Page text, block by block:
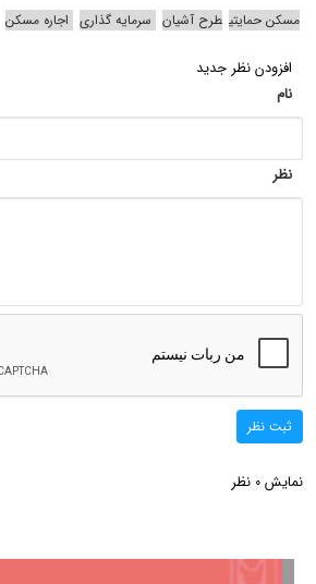
مسکن حمایتی طرح آشیان سرمایه گذاری اجاره مسکن
افزودن نظر جدید
نام
نظر
ثبت نظر
نمایش 0 نظر